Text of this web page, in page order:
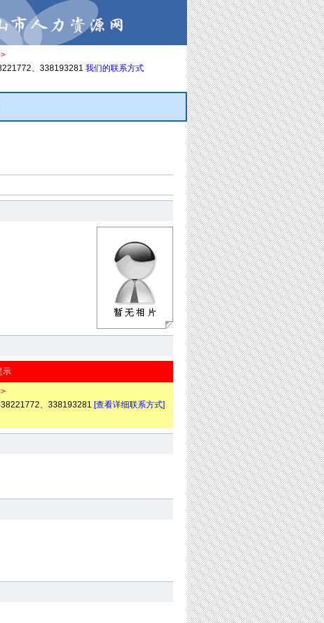
、338193281 我们的联系方式
示
、338193281 [查看详细联系方式]